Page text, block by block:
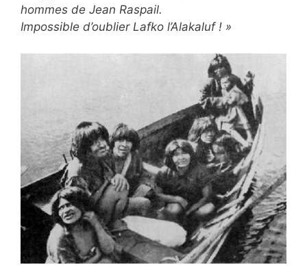
hommes de Jean Raspail.
Impossible d’oublier Lafko l’Alakaluf ! »